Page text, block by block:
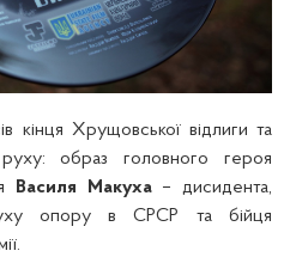
кінця Хрущовської відлиги та
руху: образ головного героя
Василя Макуха– дисидента,
опору в СРСР та бійця